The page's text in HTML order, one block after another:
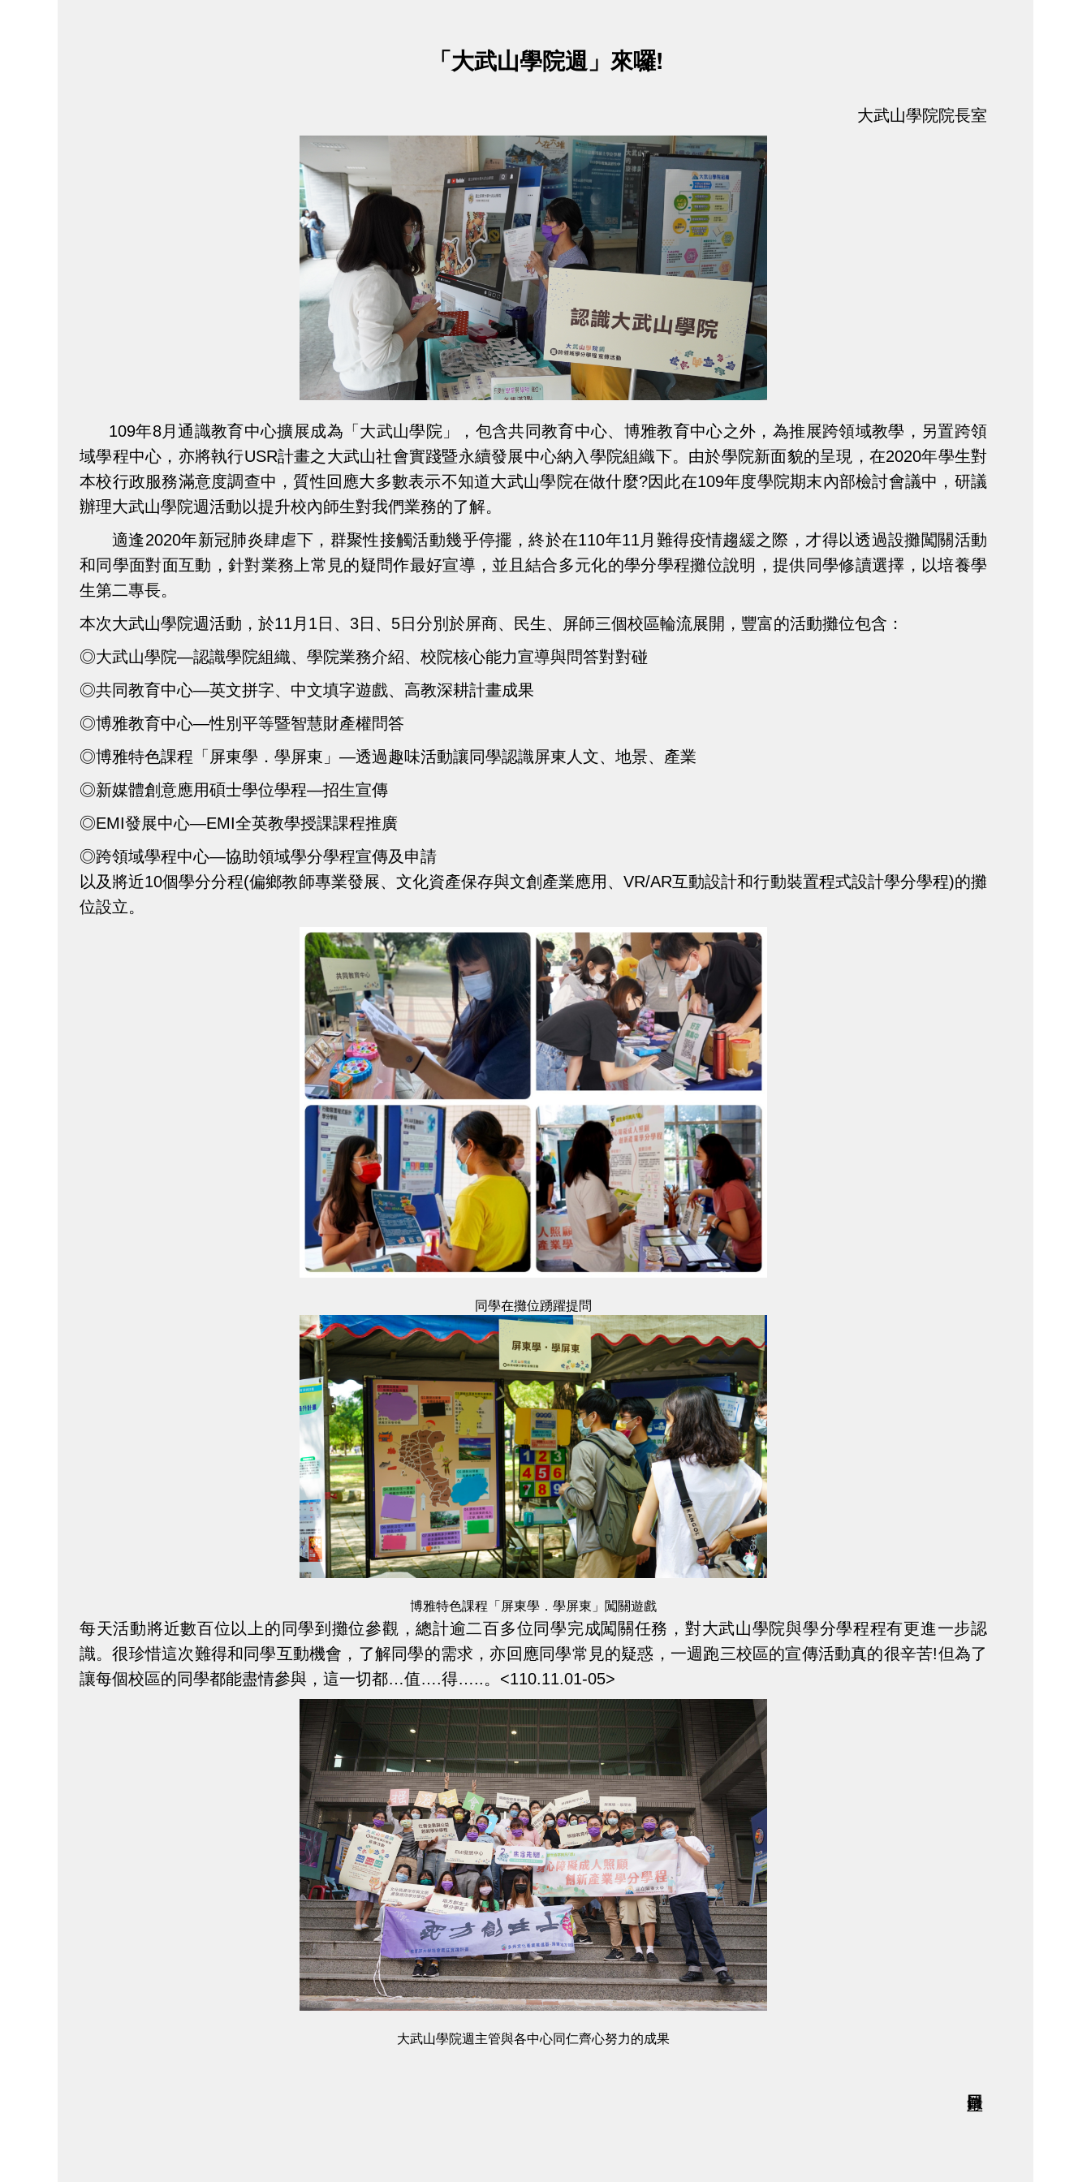
「大武山學院週」來囉!
大武山學院院長室
109年8月通識教育中心擴展成為「大武山學院」，包含共同教育中心、博雅教育中心之外，為推展跨領域教學，另置跨領
域學程中心，亦將執行USR計畫之大武山社會實踐暨永續發展中心納入學院組織下。由於學院新面貌的呈現，在2020年學生對
本校行政服務滿意度調查中，質性回應大多數表示不知道大武山學院在做什麼?因此在109年度學院期末內部檢討會議中，研議
辦理大武山學院週活動以提升校內師生對我們業務的了解。
適逢2020年新冠肺炎肆虐下，群聚性接觸活動幾乎停擺，終於在110年11月難得疫情趨緩之際，才得以透過設攤闖關活動
和同學面對面互動，針對業務上常見的疑問作最好宣導，並且結合多元化的學分學程攤位說明，提供同學修讀選擇，以培養學
生第二專長。
本次大武山學院週活動，於11月1日、3日、5日分別於屏商、民生、屏師三個校區輪流展開，豐富的活動攤位包含：
◎大武山學院—認識學院組織、學院業務介紹、校院核心能力宣導與問答對對碰
◎共同教育中心—英文拼字、中文填字遊戲、高教深耕計畫成果
◎博雅教育中心—性別平等暨智慧財產權問答
◎博雅特色課程「屏東學．學屏東」—透過趣味活動讓同學認識屏東人文、地景、產業
◎新媒體創意應用碩士學位學程—招生宣傳
◎EMI發展中心—EMI全英教學授課課程推廣
◎跨領域學程中心—協助領域學分學程宣傳及申請
以及將近10個學分分程(偏鄉教師專業發展、文化資產保存與文創產業應用、VR/AR互動設計和行動裝置程式設計學分學程)的攤
位設立。
同學在攤位踴躍提問
博雅特色課程「屏東學．學屏東」闖關遊戲
每天活動將近數百位以上的同學到攤位參觀，總計逾二百多位同學完成闖關任務，對大武山學院與學分學程程有更進一步認
識。很珍惜這次難得和同學互動機會，了解同學的需求，亦回應同學常見的疑惑，一週跑三校區的宣傳活動真的很辛苦!但為了
讓每個校區的同學都能盡情參與，這一切都…值….得…..。<110.11.01-05>
大武山學院週主管與各中心同仁齊心努力的成果